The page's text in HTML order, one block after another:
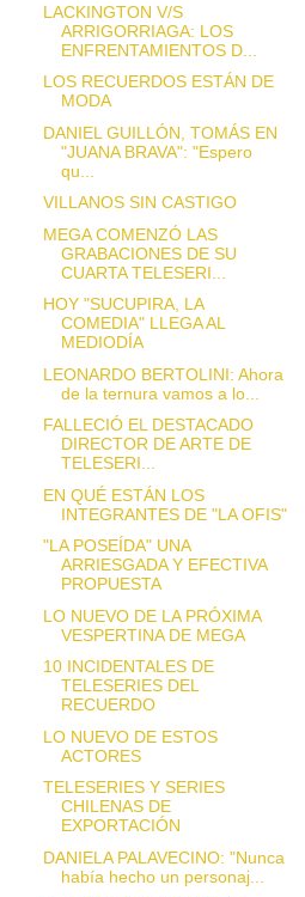
LACKINGTON V/S
ARRIGORRIAGA: LOS
ENFRENTAMIENTOS D...
LOS RECUERDOS ESTÁN DE
MODA
DANIEL GUILLÓN, TOMÁS EN
"JUANA BRAVA": "Espero
qu...
VILLANOS SIN CASTIGO
MEGA COMENZÓ LAS
GRABACIONES DE SU
CUARTA TELESERI...
HOY "SUCUPIRA, LA
COMEDIA" LLEGA AL
MEDIODÍA
LEONARDO BERTOLINI: Ahora
de la ternura vamos a lo...
FALLECIÓ EL DESTACADO
DIRECTOR DE ARTE DE
TELESERI...
EN QUÉ ESTÁN LOS
INTEGRANTES DE "LA OFIS"
"LA POSEÍDA" UNA
ARRIESGADA Y EFECTIVA
PROPUESTA
LO NUEVO DE LA PRÓXIMA
VESPERTINA DE MEGA
10 INCIDENTALES DE
TELESERIES DEL
RECUERDO
LO NUEVO DE ESTOS
ACTORES
TELESERIES Y SERIES
CHILENAS DE
EXPORTACIÓN
DANIELA PALAVECINO: "Nunca
había hecho un personaj...